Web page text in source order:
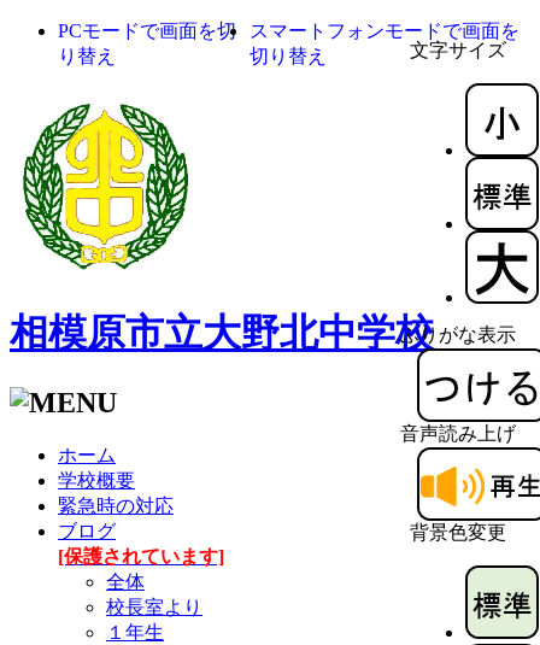
文字サイズ
ふりがな表示
音声読み上げ
背景色変更
PCモードで画面を切
り替え
スマートフォンモードで画面を
切り替え
相模原市立大野北中学校
ホーム
学校概要
緊急時の対応
ブログ
[保護されています]
全体
校長室より
１年生